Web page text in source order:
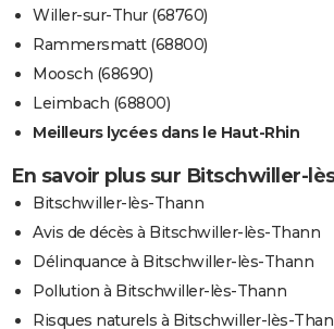
Willer-sur-Thur (68760)
Rammersmatt (68800)
Moosch (68690)
Leimbach (68800)
Meilleurs lycées dans le Haut-Rhin
En savoir plus sur Bitschwiller-
Bitschwiller-lès-Thann
Avis de décès à Bitschwiller-lès-Thann
Délinquance à Bitschwiller-lès-Thann
Pollution à Bitschwiller-lès-Thann
Risques naturels à Bitschwiller-lès-